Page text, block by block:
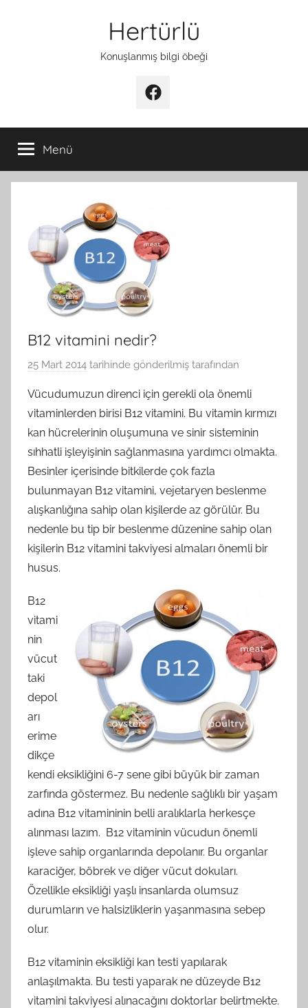
Hertürlü
Konuşlanmış bilgi öbeği
Facebook
Menü
B12 vitamini nedir?
25 Mart 2014 tarihinde gönderilmiş tarafından
Vücudumuzun direnci için gerekli ola önemli
vitaminlerden birisi B12 vitamini. Bu vitamin kırmızı
kan hücrelerinin oluşumuna ve sinir sisteminin
sıhhatli işleyişinin sağlanmasına yardımcı olmakta.
Besinler içerisinde bitkilerde çok fazla
bulunmayan B12 vitamini, vejetaryen beslenme
alışkanlığına sahip olan kişilerde az görülür. Bu
nedenle bu tip bir beslenme düzenine sahip olan
kişilerin B12 vitamini takviyesi almaları önemli bir
husus.
B12
vitami
nin
vücut
taki
depol
arı
erime
dikçe
kendi eksikliğini 6-7 sene gibi büyük bir zaman
zarfında göstermez. Bu nedenle sağlıklı bir yaşam
adına B12 vitamininin belli aralıklarla herkesçe
alınması lazım. B12 vitaminin vücudun önemli
işleve sahip organlarında depolanır. Bu organlar
karaciğer, böbrek ve diğer vücut dokuları.
Özellikle eksikliği yaşlı insanlarda olumsuz
durumların ve halsizliklerin yaşanmasına sebep
olur.
B12 vitaminin eksikliği kan testi yapılarak
anlaşılmakta. Bu testi yaparak ne düzeyde B12
vitamini takviyesi alınacağını doktorlar belirtmekte.